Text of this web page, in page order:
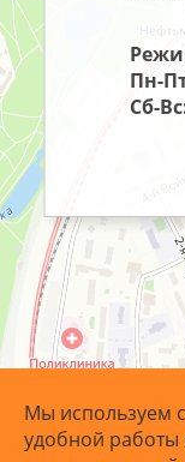
Пн-
Сб-
Мы используем
удобной работы